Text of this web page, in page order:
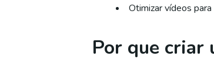
Otimizar vídeos para
Por que criar